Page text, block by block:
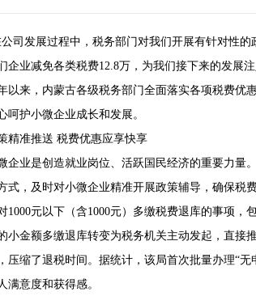
公司发展过程中，税务部门对我们开展有针对性
企业减免各类税费12.8万，为我们接下来的发展
以来，内蒙古各级税务部门全面落实各项税费优
呵护小微企业成长和发展。
精准推送 税费优惠应享快享
企业是创造就业岗位、活跃国民经济的重要力量
式，及时对小微企业精准开展政策辅导，确保税
1000元以下（含1000元）多缴税费退库的事项，
小金额多缴退库转变为税务机关主动发起，直接
压缩了退税时间。据统计，该局首次批量办理“
满意度和获得感。